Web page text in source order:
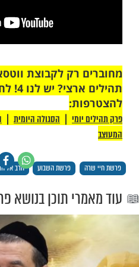
רק לקבוצת ווטסאפ
תהילים ארצי? יש